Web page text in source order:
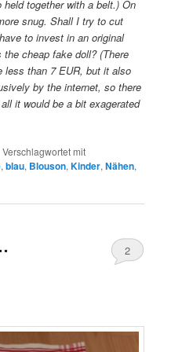
together with a belt.) On
snug. Shall I try to cut
to invest in an original
cheap fake doll? (There
less than 7 EUR, but it also
by the internet, so there
it would be a bit exagerated
Verschlagwortet mit
,blau, Blouson,Kinder,Nähen,
2